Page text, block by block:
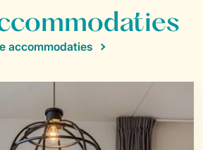
accommodaties